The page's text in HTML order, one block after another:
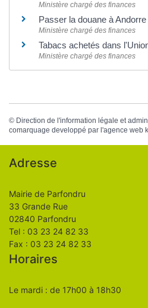
Ministère chargé des finances
Passer la douane à
Ministère chargé des finances
Tabacs achetés dans
Ministère chargé des finances
© Direction de l'information légale et
comarquage developpé par l'agence web
Adresse
Mairie de Parfondru
33 Grande Rue
02840 Parfondru
Tel : 03 23 24 82 33
Fax : 03 23 24 82 33
Horaires
Le mardi : de 17h00 à 18h30